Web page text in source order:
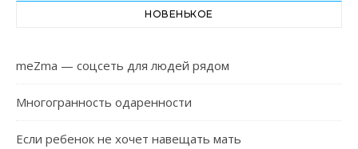
НОВЕНЬКОЕ
meZma — соцсеть для людей рядом
Многогранность одаренности
Если ребенок не хочет навещать мать